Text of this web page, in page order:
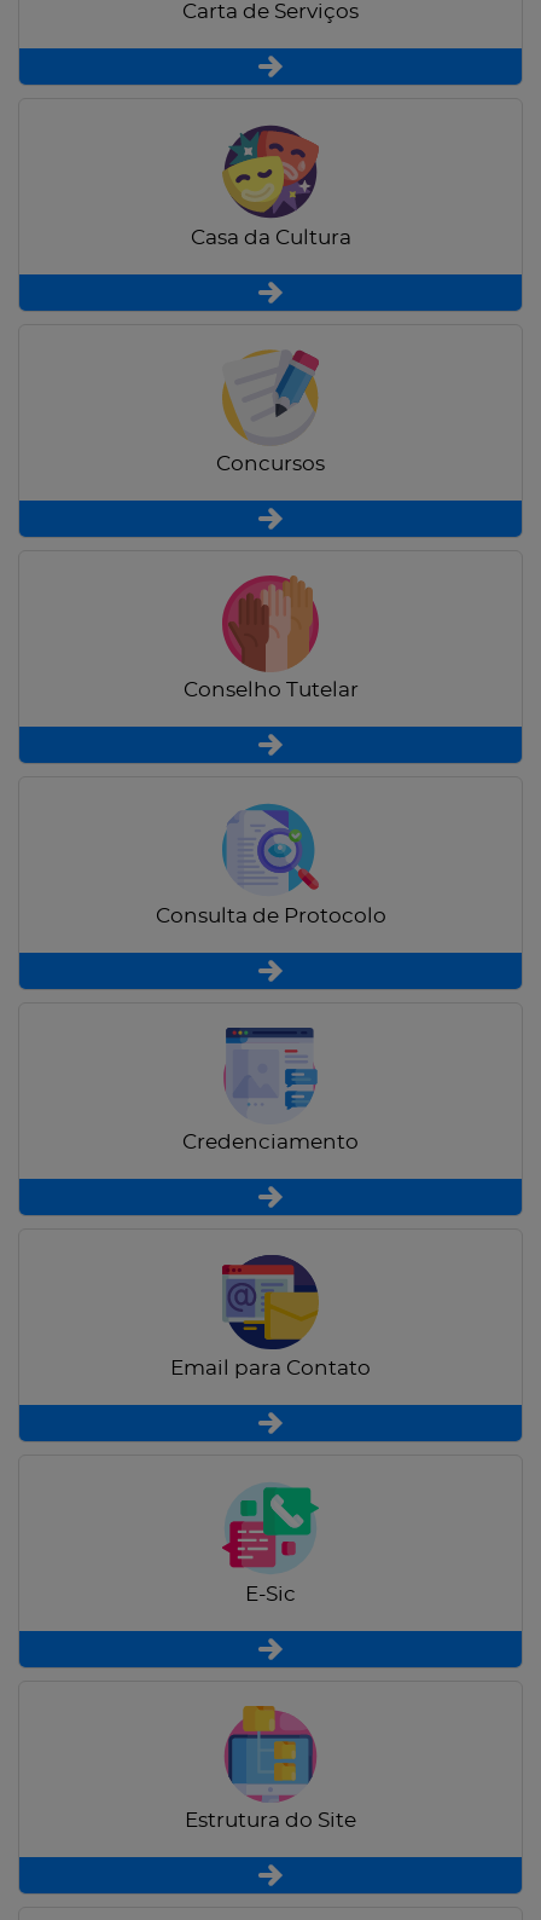
Carta de Serviços
Casa da Cultura
Concursos
Conselho Tutelar
Consulta de Protocolo
Credenciamento
Email para Contato
E-Sic
Estrutura do Site